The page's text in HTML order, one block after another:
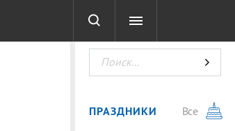
ТЕСТЫ
ПРАЗДНИКИ
Все